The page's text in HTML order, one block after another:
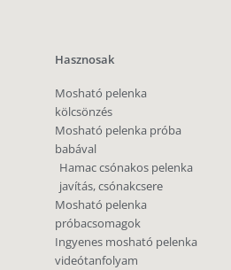
Hasznosak
Mosható pelenka
kölcsönzés
Mosható pelenka próba
babával
Hamac csónakos pelenka
javítás, csónakcsere
Mosható pelenka
próbacsomagok
Ingyenes mosható pelenka
videótanfolyam